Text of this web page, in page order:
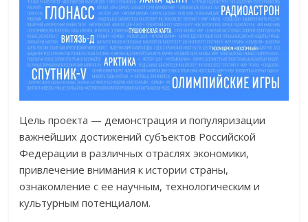
Цель проекта — демонстрация и популяризации
важнейших достижений субъектов Российской
Федерации в различных отраслях экономики,
привлечение внимания к истории страны,
ознакомление с ее научным, технологическим и
культурным потенциалом.